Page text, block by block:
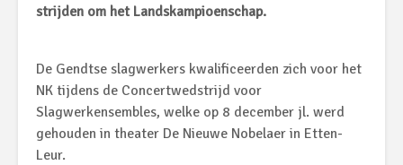
strijden om het Landskampioenschap.
De Gendtse slagwerkers kwalificeerden zich voor het
NK tijdens de Concertwedstrijd voor
Slagwerkensembles, welke op 8 december jl. werd
gehouden in theater De Nieuwe Nobelaer in Etten-
Leur.